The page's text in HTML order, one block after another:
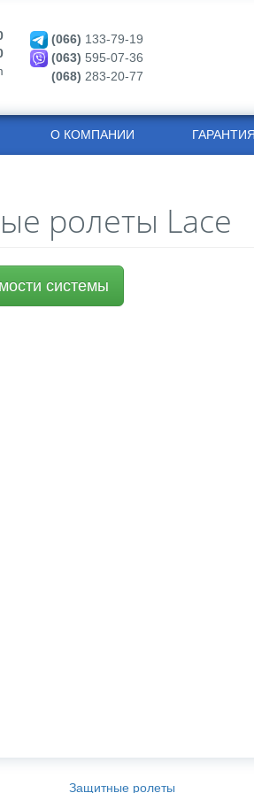
(066) 133-79-19
(063) 595-07-36
(068) 283-20-77
О КОМПАНИИ ГАРАНТИЯ
ролеты Lace
системы
Защитные ролеты